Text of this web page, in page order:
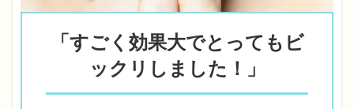
「すごく効果大でとってもビ
ックリしました！」